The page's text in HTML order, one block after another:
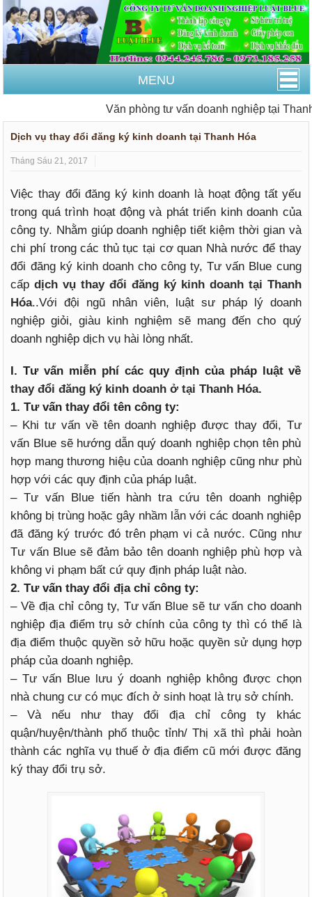
MENU
Văn phòng tư vấn doanh nghiệp tại Thanh
Dịch vụ thay đổi đăng ký kinh doanh tại Thanh Hóa
Tháng Sáu 21, 2017
Việc thay đổi đăng ký kinh doanh là hoạt động tất yếu
trong quá trình hoạt động và phát triển kinh doanh của
công ty. Nhằm giúp doanh nghiệp tiết kiệm thời gian và
chi phí trong các thủ tục tại cơ quan Nhà nước để thay
đổi đăng ký kinh doanh cho công ty, Tư vấn Blue cung
cấpdịch vụ thay đổi đăng ký kinh doanh tại Thanh
Hóa..Với đội ngũ nhân viên, luật sư pháp lý doanh
nghiệp giỏi, giàu kinh nghiệm sẽ mang đến cho quý
doanh nghiệp dịch vụ hài lòng nhất.
I. Tư vấn miễn phí các quy định của pháp luật về
thay đổi đăng ký kinh doanh ở tại Thanh Hóa.
1. Tư vấn thay đổi tên công ty:
– Khi tư vấn về tên doanh nghiệp được thay đổi, Tư
vấn Blue sẽ hướng dẫn quý doanh nghiệp chọn tên phù
hợp mang thương hiệu của doanh nghiệp cũng như phù
hợp với các quy định của pháp luật.
– Tư vấn Blue tiến hành tra cứu tên doanh nghiệp
không bị trùng hoặc gây nhầm lẫn với các doanh nghiệp
đã đăng ký trước đó trên phạm vi cả nước. Cũng như
Tư vấn Blue sẽ đảm bảo tên doanh nghiệp phù hợp và
không vi phạm bất cứ quy định pháp luật nào.
2. Tư vấn thay đổi địa chỉ công ty:
– Về địa chỉ công ty, Tư vấn Blue sẽ tư vấn cho doanh
nghiệp địa điểm trụ sở chính của công ty thì có thể là
địa điểm thuộc quyền sở hữu hoặc quyền sử dụng hợp
pháp của doanh nghiệp.
– Tư vấn Blue lưu ý doanh nghiệp không được chọn
nhà chung cư có mục đích ở sinh hoạt là trụ sở chính.
– Và nếu như thay đổi địa chỉ công ty khác
quận/huyện/thành phố thuộc tỉnh/ Thị xã thì phải hoàn
thành các nghĩa vụ thuế ở địa điểm cũ mới được đăng
ký thay đổi trụ sở.